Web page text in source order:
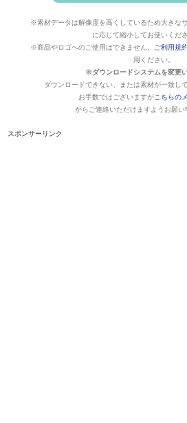
※素材データは解像度を高くしているため大きな
に応じて縮小してお使いくだ
※商品やロゴへのご使用はできません。
ご利用規
用ください。
※ダウンロードシステムを変更
ダウンロードできない、または素材が一致し
お手数ではございますがこちらの
からご連絡いただけますようお願い
スポンサーリンク